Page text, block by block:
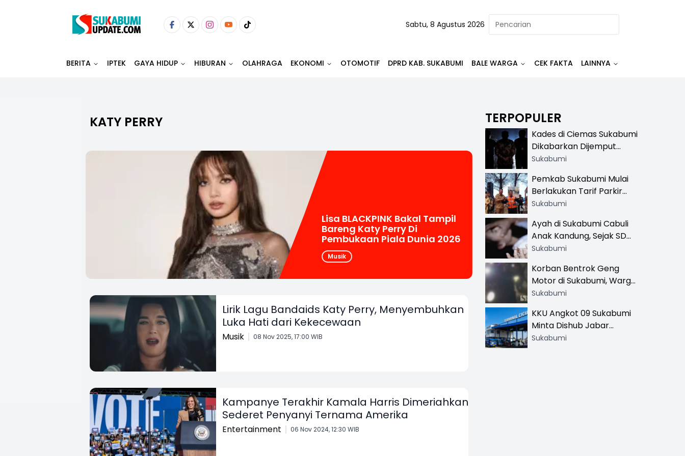
Sabtu, 8 Agustus 2026
BERITA IPTEK GAYA HIDUP HIBURAN OLAHRAGA EKONOMI OTOMOTIF DPRD KAB. SUKABUMI BALE WARGA CEK FAKTA LAINNYA
KATY PERRY
Lisa BLACKPINK Bakal Tampil
Bareng Katy Perry Di
Pembukaan Piala Dunia 2026
Musik
Lirik Lagu Bandaids Katy Perry, Menyembuhkan
Luka Hati dari Kekecewaan
Musik 08 Nov 2025, 17:00 WIB
Kampanye Terakhir Kamala Harris Dimeriahkan
Sederet Penyanyi Ternama Amerika
Entertainment 06 Nov 2024, 12:30 WIB
TERPOPULER
Kades di Ciemas Sukabumi
Dikabarkan Dijemput
Satnarkoba, Polisi
Sukabumi
Pemkab Sukabumi Mulai
Berlakukan Tarif Parkir
Resmi di 13 Lokasi Wisata,
Khusus
Sukabumi
Ayah di Sukabumi Cabuli
Anak Kandung, Sejak SD
Hingga SMA
Sukabumi
Korban Bentrok Geng
Motor di Sukabumi, Warga
dan Sopir Tangki
Sukabumi
KKU Angkot 09 Sukabumi
Minta Dishub Jabar
Tertibkan Trayek Ciawi-
Sukabumi